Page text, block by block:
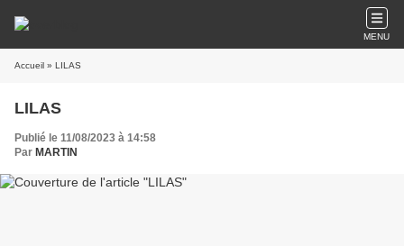
MENU
Accueil » LILAS
LILAS
Publié le 11/08/2023 à 14:58
Par MARTIN